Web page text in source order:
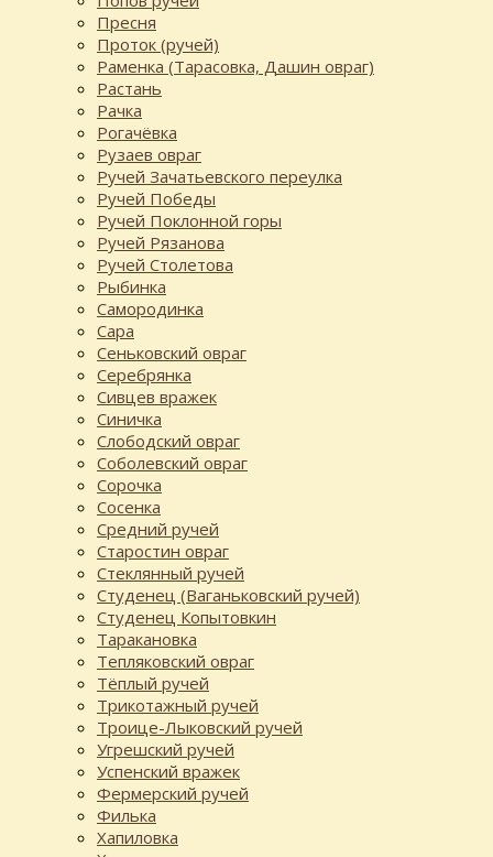
Пресня
Проток (ручей)
Раменка (Тарасовка, Дашин овраг)
Растань
Рачка
Рогачёвка
Рузаев овраг
Ручей Зачатьевского переулка
Ручей Победы
Ручей Поклонной горы
Ручей Рязанова
Ручей Столетова
Рыбинка
Самородинка
Сара
Сеньковский овраг
Серебрянка
Сивцев вражек
Синичка
Слободский овраг
Соболевский овраг
Сорочка
Сосенка
Средний ручей
Старостин овраг
Стеклянный ручей
Студенец (Ваганьковский ручей)
Студенец Копытовкин
Таракановка
Тепляковский овраг
Тёплый ручей
Трикотажный ручей
Троице-Лыковский ручей
Угрешский ручей
Успенский вражек
Фермерский ручей
Филька
Хапиловка